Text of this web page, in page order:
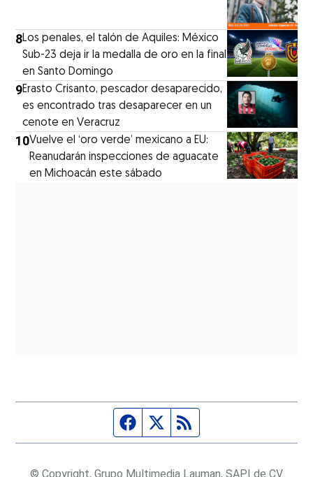
8Los penales, el talón de Aquiles: México
Sub-23 deja ir la medalla de oro en la final
en Santo Domingo
9Erasto Crisanto, pescador desaparecido,
es encontrado tras desaparecer en un
cenote en Veracruz
10Vuelve el ‘oro verde’ mexicano a EU:
Reanudarán inspecciones de aguacate
en Michoacán este sábado
Página de Facebook
Fuente Twitter
© Copyright, Grupo Multimedia Lauman, SAPI de CV